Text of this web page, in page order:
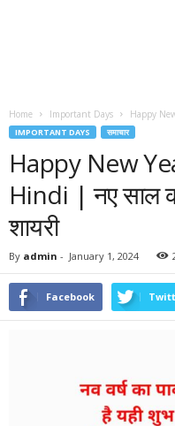
Home Important Days Happy
IMPORTANT DAYS समाचार
Happy New
Hindi | नए साल
शायरी
By admin - January 1, 2024
Facebook